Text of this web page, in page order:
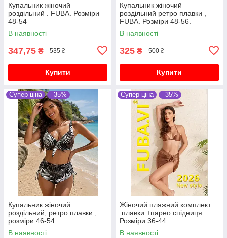
Купальник жіночий
роздільний . FUBA. Розміри
48-54
В наявності
347,75 ₴ 535 ₴
Купити
Купальник жіночий
роздільний ретро плавки ,
FUBA. Розміри 48-56.
В наявності
325 ₴ 500 ₴
Купити
Супер ціна –35%
Купальник жіночий
роздільний, ретро плавки ,
розміри 46-54.
В наявності
Супер ціна –35%
Жіночий пляжний комплект
:плавки +парео спідниця .
Розміри 36-44.
В наявності